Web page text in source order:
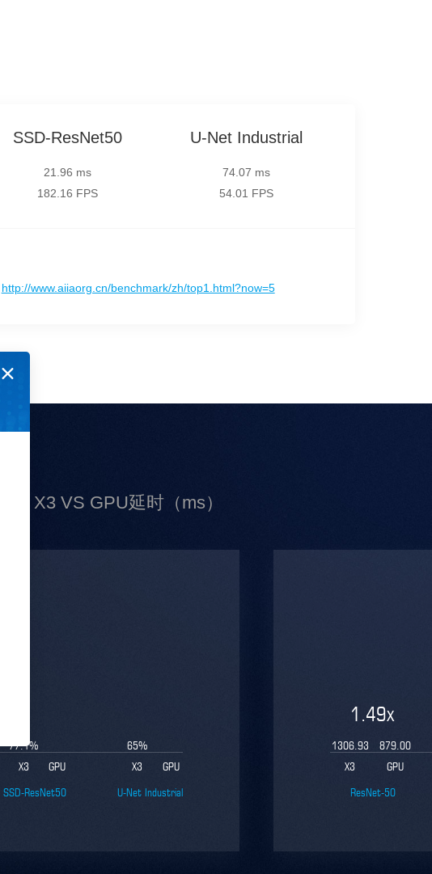
SSD-ResNet50
21.96 ms
182.16 FPS
U-Net Industrial
74.07 ms
54.01 FPS
http://www.aiiaorg.cn/benchmark/zh/top1.html?now=5
X3 VS GPU延时（ms）
77.1%
X3
GPU
SSD-ResNet50
65%
X3
GPU
U-Net Industrial
1.49x
1306.93
X3
879.00
GPU
ResNet-50